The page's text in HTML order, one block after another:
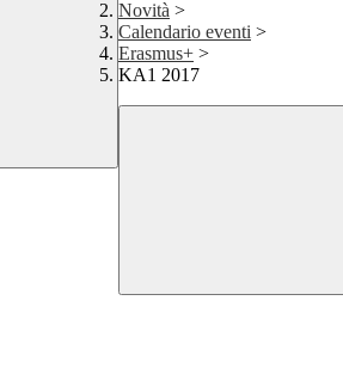
Novità >
Calendario eventi >
Erasmus+ >
KA1 2017